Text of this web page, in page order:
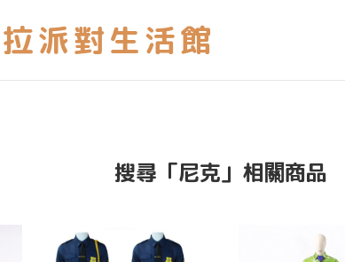
搜尋「尼克」相關商品